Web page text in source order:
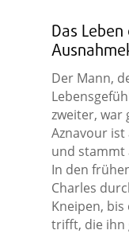
Das
Der Mann,
zweiter, war
Aznavour
und stammt
In den
Charles
Kneipen,
trifft, die ihn